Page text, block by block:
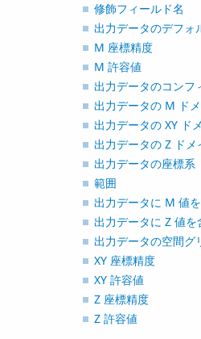
修飾フィールド名
出力データのデフォ
M 座標精度
M 許容値
出力データのコンフ
出力データの M ド
出力データの XY ド
出力データの Z ドメ
出力データの座標系
範囲
出力データに M 値
出力データに Z 値を
出力データの空間グ
XY 座標精度
XY 許容値
Z 座標精度
Z 許容値